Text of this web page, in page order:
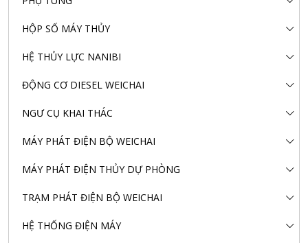
HỘP SỐ MÁY THỦY
HỆ THỦY LỰC NANIBI
ĐỘNG CƠ DIESEL WEICHAI
NGƯ CỤ KHAI THÁC
MÁY PHÁT ĐIỆN BỘ WEICHAI
MÁY PHÁT ĐIỆN THỦY DỰ PHÒNG
TRẠM PHÁT ĐIỆN BỘ WEICHAI
HỆ THỐNG ĐIỆN MÁY